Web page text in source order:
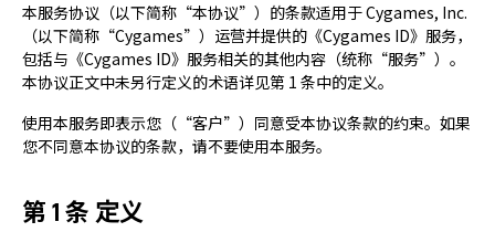
客户服务
网站声明
隐私政策
本服务协议（以下简称“本协议”）的条款适用于 Cygames, Inc.
（以下简称“Cygames”）运营并提供的《Cygames ID》服务，
包括与《Cygames ID》服务相关的其他内容（统称“服务”）。
本协议正文中未另行定义的术语详见第 1 条中的定义。
使用本服务即表示您（“客户”）同意受本协议条款的约束。如果
您不同意本协议的条款，请不要使用本服务。
第 1 条 定义